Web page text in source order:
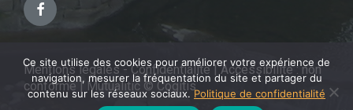
Facebook
Mentions légales - Confidentialité|Accessibilité : non
conforme| Mutualitic © Cogitis
Ce site utilise des cookies pour améliorer votre expérience de
navigation, mesurer la fréquentation du site et partager du
contenu sur les réseaux sociaux.Politique de confidentialité